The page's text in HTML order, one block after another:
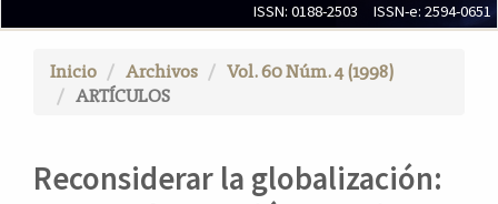
n
c
C
ISSN: 0188-2503 ISSN-e: 2594-0651
Inicio Archivos
Vol. 60 Núm. 4 (1998)
ARTÍCULOS
Reconsiderar la globalización: